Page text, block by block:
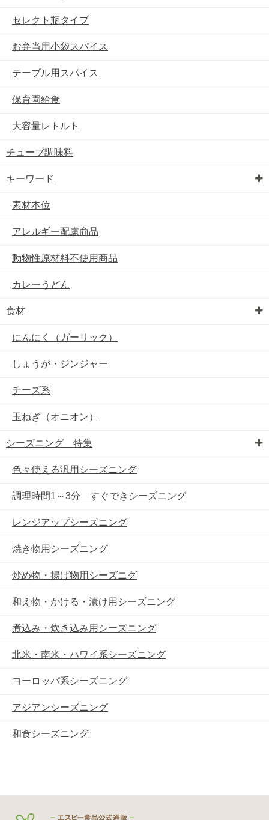
セレクト瓶タイプ
お弁当用小袋スパイス
テーブル用スパイス
保育園給食
大容量レトルト
チューブ調味料
キーワード
素材本位
アレルギー配慮商品
動物性原材料不使用商品
カレーうどん
食材
にんにく（ガーリック）
しょうが・ジンジャー
チーズ系
玉ねぎ（オニオン）
シーズニング 特集
色々使える汎用シーズニング
調理時間1～3分 すぐできシーズニング
レンジアップシーズニング
焼き物用シーズニング
炒め物・揚げ物用シーズニグ
和え物・かける・漬け用シーズニング
煮込み・炊き込み用シーズニング
北米・南米・ハワイ系シーズニング
ヨーロッパ系シーズニング
アジアンシーズニング
和食シーズニング